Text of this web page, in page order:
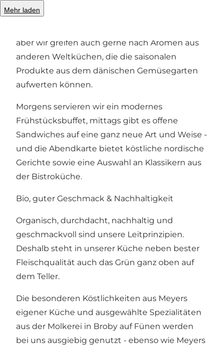
Mehr laden
Das Restaurant H.C. by Meyers ist fest in den
aber wir greifen auch gerne nach Aromen aus
anderen Weltküchen, die die saisonalen
Produkte aus dem dänischen Gemüsegarten
aufwerten können.
Morgens servieren wir ein modernes
Frühstücksbuffet, mittags gibt es offene
Sandwiches auf eine ganz neue Art und Weise -
und die Abendkarte bietet köstliche nordische
Gerichte sowie eine Auswahl an Klassikern aus
der Bistroküche.
Bio, guter Geschmack & Nachhaltigkeit
Organisch, durchdacht, nachhaltig und
geschmackvoll sind unsere Leitprinzipien.
Deshalb steht in unserer Küche neben bester
Fleischqualität auch das Grün ganz oben auf
dem Teller.
Die besonderen Köstlichkeiten aus Meyers
eigener Küche und ausgewählte Spezialitäten
aus der Molkerei in Broby auf Fünen werden
bei uns ausgiebig genutzt - ebenso wie Meyers